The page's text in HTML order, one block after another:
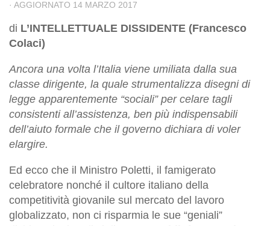
· AGGIORNATO 14 MARZO 2017
di L’INTELLETTUALE DISSIDENTE (Francesco
Colaci)
Ancora una volta l’Italia viene umiliata dalla sua
classe dirigente, la quale strumentalizza disegni di
legge apparentemente “sociali” per celare tagli
consistenti all’assistenza, ben più indispensabili
dell’aiuto formale che il governo dichiara di voler
elargire.
Ed ecco che il Ministro Poletti, il famigerato
celebratore nonché il cultore italiano della
competitività giovanile sul mercato del lavoro
globalizzato, non ci risparmia le sue “geniali”